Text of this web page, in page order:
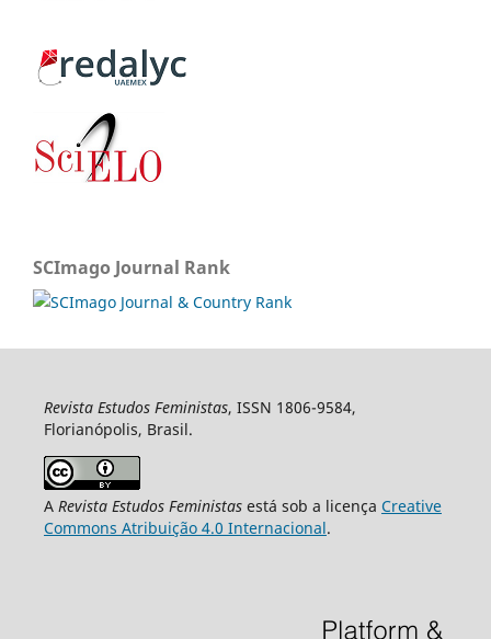
SCImago Journal Rank
Revista Estudos Feministas, ISSN 1806-9584,
Florianópolis, Brasil.
A Revista Estudos Feministasestá sob a licença Creative
Commons Atribuição 4.0 Internacional.